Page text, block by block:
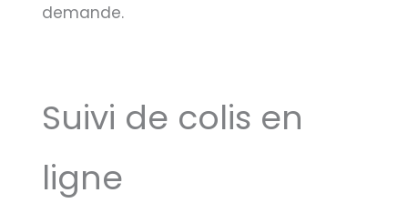
demande.
Suivi de colis en
ligne